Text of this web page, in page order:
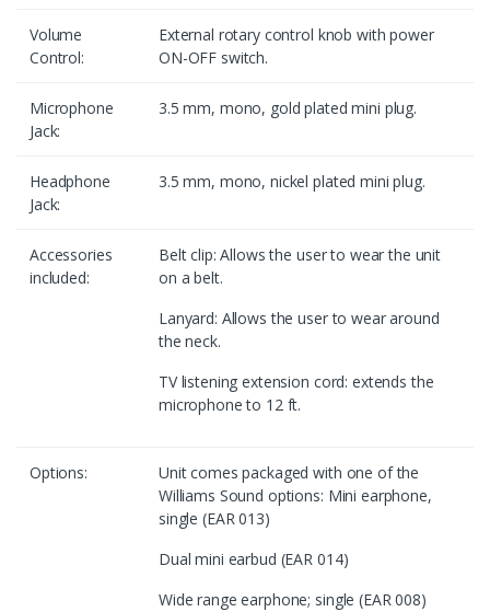
Volume
Control:
External rotary control knob with power
ON-OFF switch.
Microphone
Jack:
3.5 mm, mono, gold plated mini plug.
Headphone
Jack:
3.5 mm, mono, nickel plated mini plug.
Accessories
included:
Belt clip: Allows the user to wear the unit
on a belt.
Lanyard: Allows the user to wear around
the neck.
TV listening extension cord: extends the
microphone to 12 ft.
Options:
Unit comes packaged with one of the
Williams Sound options: Mini earphone,
single (EAR 013)
Dual mini earbud (EAR 014)
Wide range earphone; single (EAR 008)